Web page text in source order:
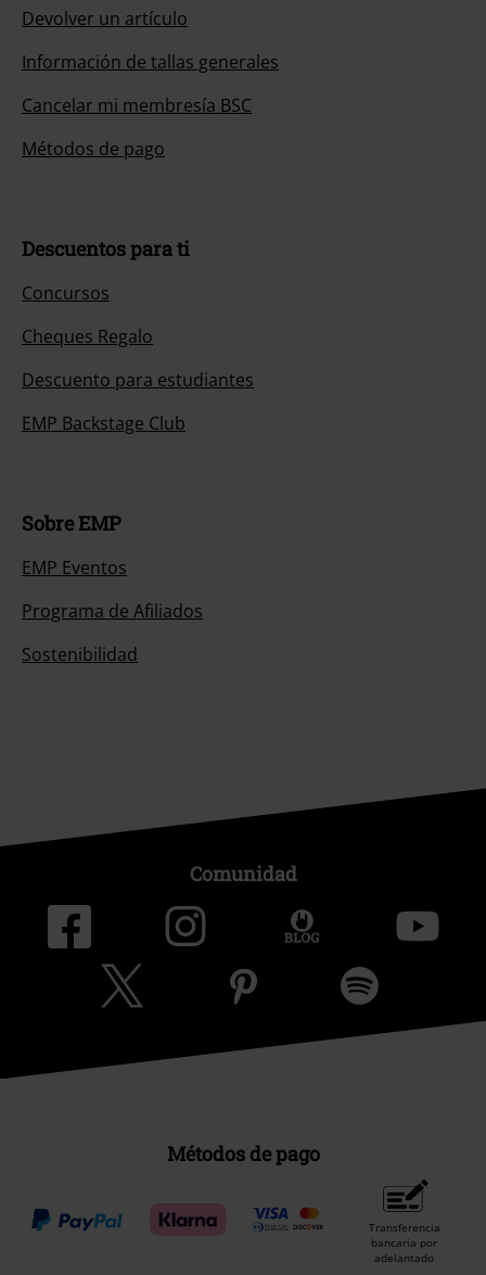
Devolver un artículo
Información de tallas generales
Cancelar mi membresía BSC
Métodos de pago
Descuentos para ti
Concursos
Cheques Regalo
Descuento para estudiantes
EMP Backstage Club
Sobre EMP
EMP Eventos
Programa de Afiliados
Sostenibilidad
Comunidad
Métodos de pago
Transferencia
bancaria por
adelantado